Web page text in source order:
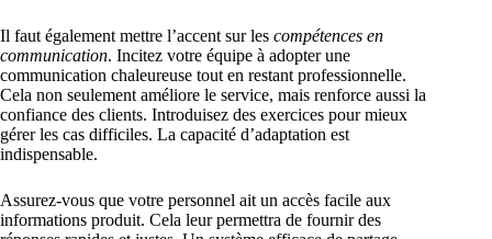
Il faut également mettre l’accent sur les compétences en
communication. Incitez votre équipe à adopter une
communication chaleureuse tout en restant professionnelle.
Cela non seulement améliore le service, mais renforce aussi la
confiance des clients. Introduisez des exercices pour mieux
gérer les cas difficiles. La capacité d’adaptation est
indispensable.
Assurez-vous que votre personnel ait un accès facile aux
informations produit. Cela leur permettra de fournir des